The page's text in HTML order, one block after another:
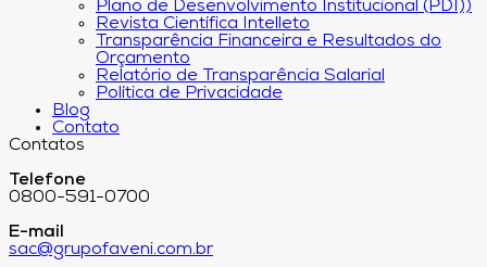
Plano de Desenvolvimento Institucional (PDI))
Revista Científica Intelleto
Transparência Financeira e Resultados do
Orçamento
Relatório de Transparência Salarial
Política de Privacidade
Blog
Contato
Contatos
Telefone
0800-591-0700
E-mail
sac@grupofaveni.com.br